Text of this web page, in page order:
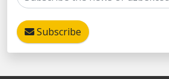
Subscribe